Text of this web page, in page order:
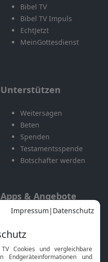
Bibel TV
Bibel TV Impuls
EchtJetzt
MeinGottesdienst
Unterstützen
Weitersagen
Beten
Spenden
Testamentsspende
Botschafter werden
Apps & Angebote
Mobile App
Smart TV